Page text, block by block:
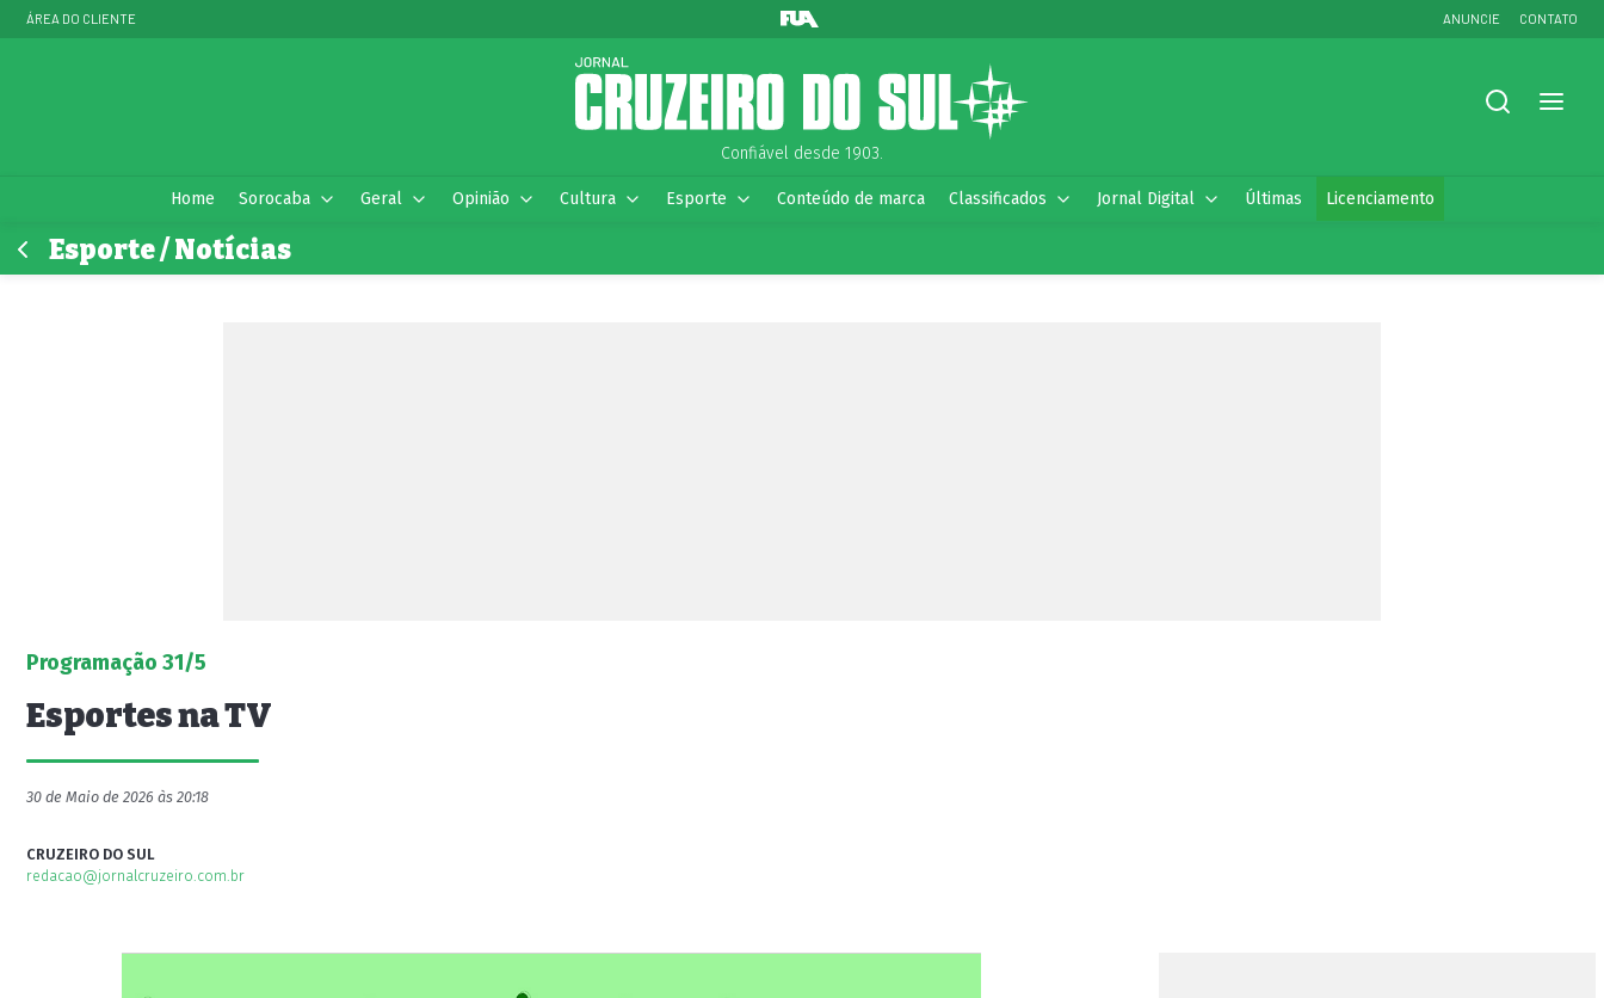
ÁREA DO CLIENTE ANUNCIE CONTATO
Confiável desde 1903.
Home Sorocaba Geral Opinião Cultura Esporte Conteúdo de marca Classificados Jornal Digital Últimas Licenciamento
Esporte / Notícias
Programação 31/5
Esportes na TV
30 de Maio de 2026 às 20:18
CRUZEIRO DO SUL
redacao@jornalcruzeiro.com.br